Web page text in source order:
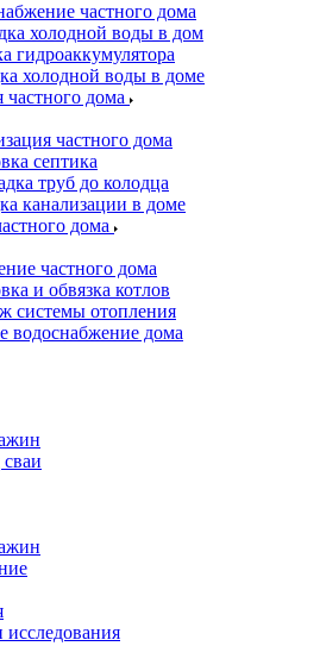
частного дома
холодной воды в дом
гидроаккумулятора
холодной воды в доме
частного дома
частного дома
септика
труб до колодца
канализации в доме
дома
частного дома
и обвязка котлов
системы отопления
водоснабжение дома